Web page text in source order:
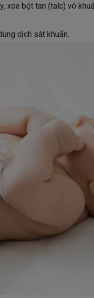
xoa bột tan (talc) vô
dịch sát khuẩn.